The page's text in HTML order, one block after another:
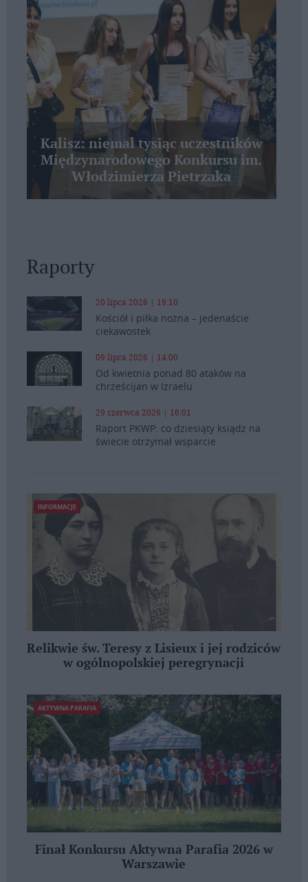
Kalisz: niemal tysiąc uczestników
Międzynarodowego Konkursu im.
Włodzimierza Pietrzaka
Raporty
20 lipca 2026 | 19:10
Kościół i piłka nożna – jedenaście
ciekawostek
09 lipca 2026 | 14:00
Od kwietnia ponad 80 ataków na
chrześcijan w Izraelu
29 czerwca 2026 | 16:01
Raport PKWP: co dziesiąty ksiądz na
świecie otrzymał wsparcie
INFORMACJE
Relikwie św. Teresy z Lisieux i jej rodziców
w ogólnopolskiej peregrynacji
AKTYWNA PARAFIA
Finał Konkursu Aktywna Parafia 2026 w
Warszawie